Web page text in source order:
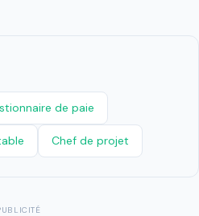
de paie
Chef de projet